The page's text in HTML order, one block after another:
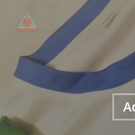
main
content